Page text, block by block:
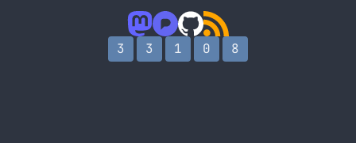
mitä tässä esittelen löytyy PeLEn omasta
blogistakin… Jatka lukemista Muita PeLEttäjiä
3 3 1 0 8